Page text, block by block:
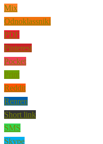
Mix
Odnoklassniki
PDF
Pinterest
Pocket
Print
Reddit
Renren
Short link
SMS
Skype